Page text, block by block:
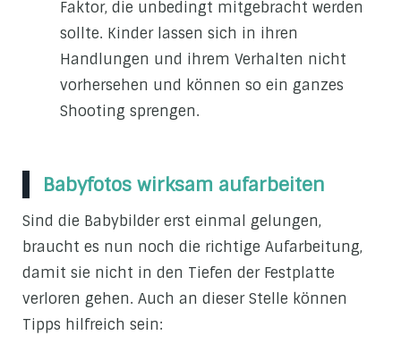
Faktor, die unbedingt mitgebracht werden
sollte. Kinder lassen sich in ihren
Handlungen und ihrem Verhalten nicht
vorhersehen und können so ein ganzes
Shooting sprengen.
Babyfotos wirksam aufarbeiten
Sind die Babybilder erst einmal gelungen,
braucht es nun noch die richtige Aufarbeitung,
damit sie nicht in den Tiefen der Festplatte
verloren gehen. Auch an dieser Stelle können
Tipps hilfreich sein: